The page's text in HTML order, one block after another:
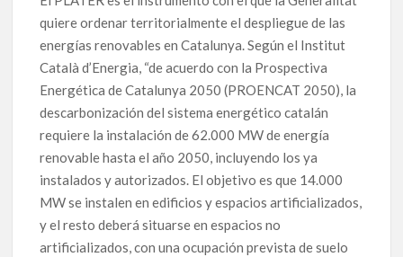
quiere ordenar territorialmente el despliegue de las
energías renovables en Catalunya. Según el Institut
Català d’Energia, “de acuerdo con la Prospectiva
Energética de Catalunya 2050 (PROENCAT 2050), la
descarbonización del sistema energético catalán
requiere la instalación de 62.000 MW de energía
renovable hasta el año 2050, incluyendo los ya
instalados y autorizados. El objetivo es que 14.000
MW se instalen en edificios y espacios artificializados,
y el resto deberá situarse en espacios no
artificializados, con una ocupación prevista de suelo